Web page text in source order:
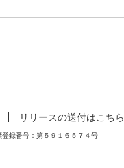
リリースの送付はこちら
録番号：第５９１６５７４号